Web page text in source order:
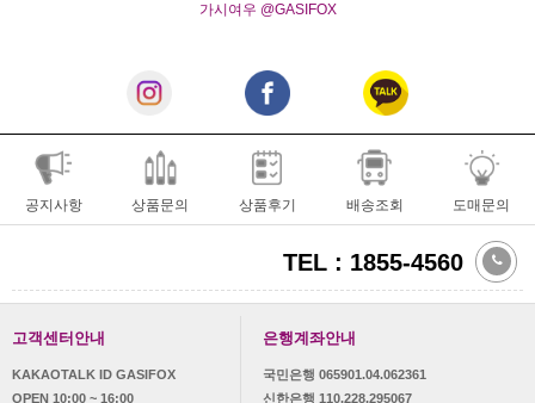
가시여우 @GASIFOX
공지사항 상품문의 상품후기 배송조회 도매문의
TEL : 1855-4560
고객센터안내
KAKAOTALK ID GASIFOX
OPEN 10:00 ~ 16:00
은행계좌안내
국민은행 065901.04.062361
신한은행 110.228.295067